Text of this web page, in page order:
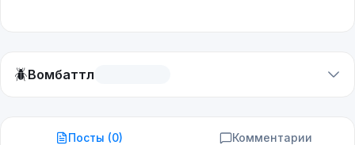
🪲Вомбаттл
Посты (0) Комментарии